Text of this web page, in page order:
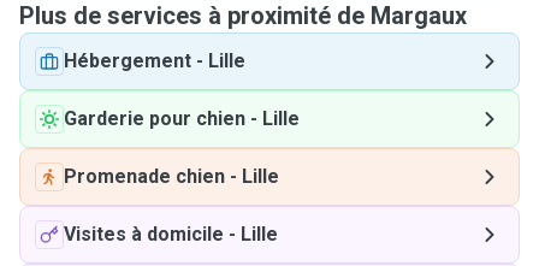
Plus de services à proximité de Margaux
Hébergement - Lille
Garderie pour chien - Lille
Promenade chien - Lille
Visites à domicile - Lille